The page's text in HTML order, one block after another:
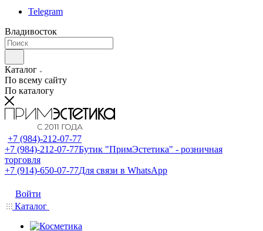
Telegram
Владивосток
Каталог
По всему сайту
По каталогу
+7 (984)-212-07-77
+7 (984)-212-07-77Бутик "ПримЭстетика" - розничная
торговля
+7 (914)-650-07-77Для связи в WhatsApp
Войти
Каталог